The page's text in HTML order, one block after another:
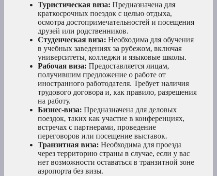
Туристическая виза: Предназначена для
краткосрочных поездок с целью отдыха,
осмотра достопримечательностей и посещения
друзей или родственников.
Студенческая виза: Необходима для обучения
в учебных заведениях за рубежом, включая
университеты, колледжи и языковые школы.
Рабочая виза: Предоставляется лицам,
получившим предложение о работе от
иностранного работодателя. Требует наличия
трудового договора и, как правило, разрешения
на работу.
Бизнес-виза: Предназначена для деловых
поездок, таких как участие в конференциях,
встречах с партнерами, проведение
переговоров или посещение выставок.
Транзитная виза: Необходима для проезда
через территорию страны в случае, если у вас
нет возможности оставаться в транзитной зоне
аэропорта без визы.